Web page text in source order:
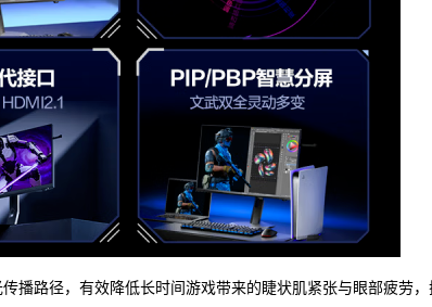
播路径，有效降低长时间游戏带来的睫状肌紧张与眼部疲劳，